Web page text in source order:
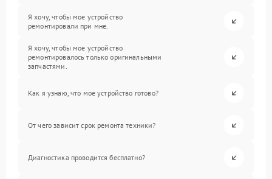
Я хочу, чтобы мое устройство
ремонтировали при мне.
Я хочу, чтобы мое устройство
ремонтировалось только оригинальными
запчастями.
Как я узнаю, что мое устройство готово?
От чего зависит срок ремонта техники?
Диагностика проводится бесплатно?